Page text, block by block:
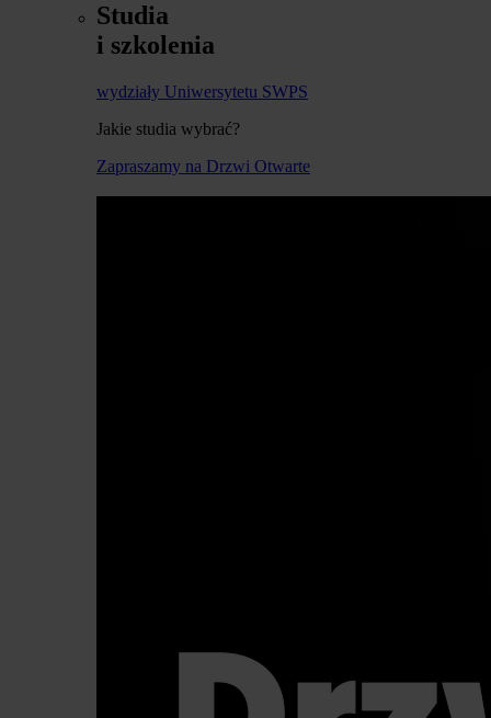
Studia
i szkolenia
wydziały Uniwersytetu SWPS
Jakie studia wybrać?
Zapraszamy na Drzwi Otwarte